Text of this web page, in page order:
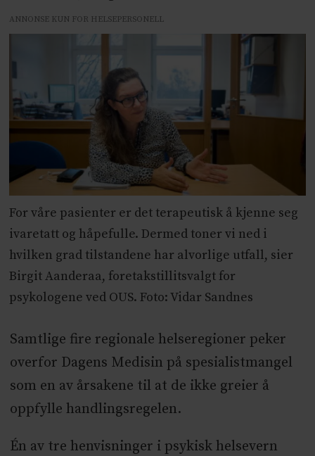
ANNONSE KUN FOR HELSEPERSONELL
For våre pasienter er det terapeutisk å kjenne seg
ivaretatt og håpefulle. Dermed toner vi ned i
hvilken grad tilstandene har alvorlige utfall, sier
Birgit Aanderaa, foretakstillitsvalgt for
psykologene ved OUS. Foto: Vidar Sandnes
Samtlige fire regionale helseregioner peker
overfor Dagens Medisin på spesialistmangel
som en av årsakene til at de ikke greier å
oppfylle handlingsregelen.
Én av tre henvisninger i psykisk helsevern